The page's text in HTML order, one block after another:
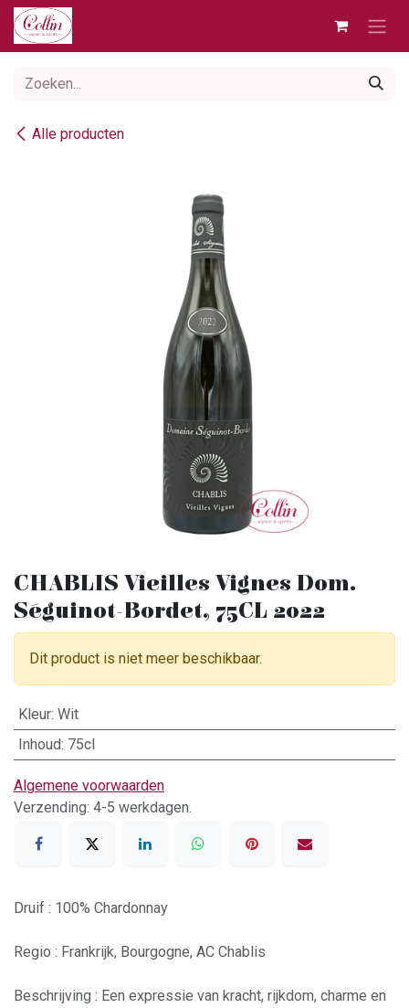
Overslaan naar inhoud
Alle producten
CHABLIS Vieilles Vignes Dom.
Séguinot-Bordet, 75CL 2022
Dit product is niet meer beschikbaar.
Kleur: Wit
Inhoud: 75cl
Algemene voorwaarden
Verzending: 4-5 werkdagen.
Druif : 100% Chardonnay
Regio : Frankrijk, Bourgogne, AC Chablis
Beschrijving : Een expressie van kracht, rijkdom, charme en